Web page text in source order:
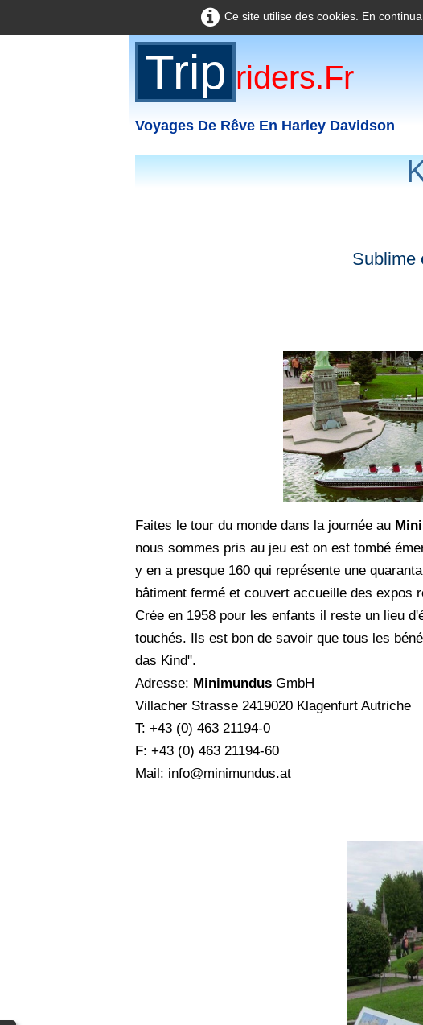
Ce site utilise des cookies. En
Trip Riders.fr
Voyages De Rêve En Harley Davidson
Sublime
Faites le tour du monde dans la journée au
nous sommes pris au jeu est on est tombé
y en a presque 160 qui représente une
bâtiment fermé et couvert accueille des expos
Crée en 1958 pour les enfants il reste un lieu
touchés. Ils est bon de savoir que tous les
das Kind".
Adresse: Minimundus GmbH
Villacher Strasse 2419020 Klagenfurt Autriche
T: +43 (0) 463 21194-0
F: +43 (0) 463 21194-60
Mail: info@minimundus.at